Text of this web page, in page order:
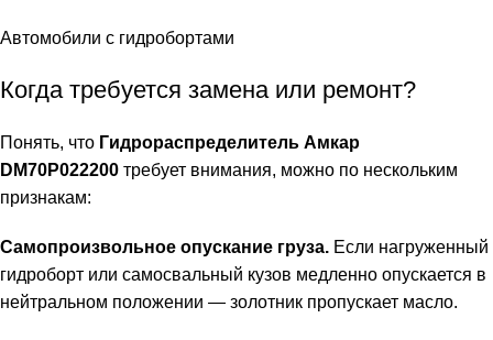
Автомобили с гидробортами
Когда требуется замена или ремонт?
Понять, что Гидрораспределитель Амкар
DM70P022200 требует внимания, можно по нескольким
признакам:
Самопроизвольное опускание груза. Если нагруженный
гидроборт или самосвальный кузов медленно опускается в
нейтральном положении — золотник пропускает масло.